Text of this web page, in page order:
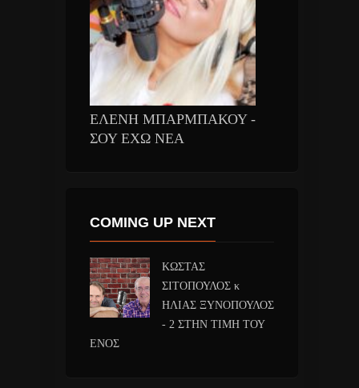
ΕΛΕΝΗ ΜΠΑΡΜΠΑΚΟΥ -
ΣΟΥ ΕΧΩ ΝΕΑ
COMING UP NEXT
ΚΩΣΤΑΣ
ΣΙΤΟΠΟΥΛΟΣ κ
ΗΛΙΑΣ ΞΥΝΟΠΟΥΛΟΣ
- 2 ΣΤΗΝ ΤΙΜΗ ΤΟΥ
ΕΝΟΣ